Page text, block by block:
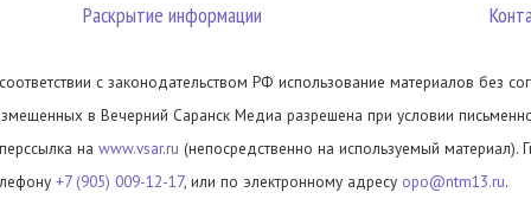
Раскрытие информации
с законодательством РФ использование материалов без
в Вечерний Саранск Медиа разрешена при условии
на www.vsar.ru (непосредственно на используемый материал).
+7 (905) 009-12-17, или по электронному адресу opo@ntm13.ru.